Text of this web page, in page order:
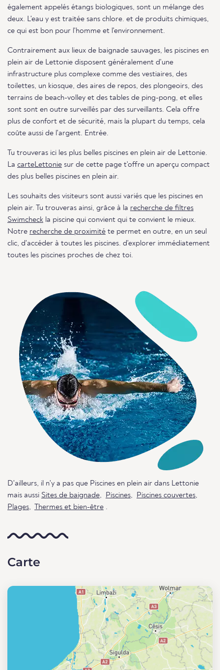
également appelés étangs biologiques, sont un mélange des
deux. L'eau y est traitée sans chlore. et de produits chimiques,
ce qui est bon pour l'homme et l'environnement.
Contrairement aux lieux de baignade sauvages, les piscines en
plein air de Lettonie disposent généralement d'une
infrastructure plus complexe comme des vestiaires, des
toilettes, un kiosque, des aires de repos, des plongeoirs, des
terrains de beach-volley et des tables de ping-pong, et elles
sont sont en outre surveillés par des surveillants. Cela offre
plus de confort et de sécurité, mais la plupart du temps, cela
coûte aussi de l'argent. Entrée.
Tu trouveras ici les plus belles piscines en plein air de Lettonie.
La carteLettonie sur de cette page t'offre un aperçu compact
des plus belles piscines en plein air.
Les souhaits des visiteurs sont aussi variés que les piscines en
plein air. Tu trouveras ainsi, grâce à la recherche de filtres
Swimcheck la piscine qui convient qui te convient le mieux.
Notre recherche de proximité te permet en outre, en un seul
clic, d'accéder à toutes les piscines. d'explorer immédiatement
toutes les piscines proches de chez toi.
D'ailleurs, il n'y a pas que Piscines en plein air dans Lettonie
mais aussi Sites de baignade, Piscines, Piscines couvertes,
Plages, Thermes et bien-être .
Carte